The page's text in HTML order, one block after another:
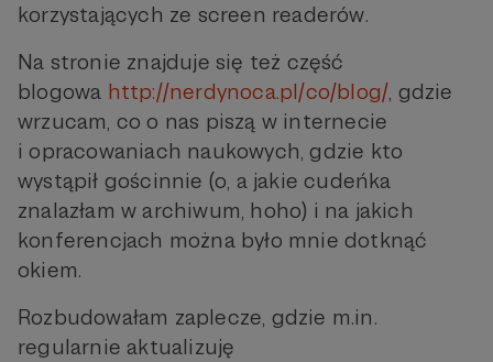
korzystających ze screen readerów.
Na stronie znajduje się też część
blogowa http://nerdynoca.pl/co/blog/, gdzie
wrzucam, co o nas piszą w internecie
i opracowaniach naukowych, gdzie kto
wystąpił gościnnie (o, a jakie cudeńka
znalazłam w archiwum, hoho) i na jakich
konferencjach można było mnie dotknąć
okiem.
Rozbudowałam zaplecze, gdzie m.in.
regularnie aktualizuję